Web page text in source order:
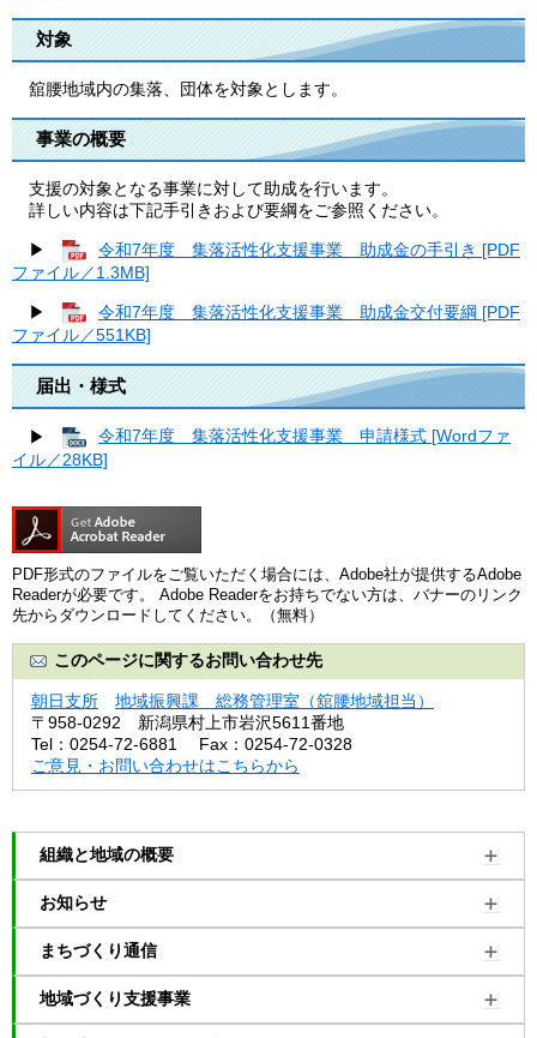
対象
舘腰地域内の集落、団体を対象とします。
事業の概要
支援の対象となる事業に対して助成を行います。
詳しい内容は下記手引きおよび要綱をご参照ください。
▶
令和7年度 集落活性化支援事業 助成金の手引き [PDF
ファイル／1.3MB]
▶
令和7年度 集落活性化支援事業 助成金交付要綱 [PDF
ファイル／551KB]
届出・様式
▶
令和7年度 集落活性化支援事業 申請様式 [Wordファ
イル／28KB]
PDF形式のファイルをご覧いただく場合には、Adobe社が提供するAdobe
Readerが必要です。
Adobe Readerをお持ちでない方は、バナーのリンク
先からダウンロードしてください。（無料）
このページに関するお問い合わせ先
朝日支所
地域振興課 総務管理室（舘腰地域担当）
〒958-0292
新潟県村上市岩沢5611番地
Tel：0254-72-6881
Fax：0254-72-0328
ご意見・お問い合わせはこちらから
組織と地域の概要
お知らせ
まちづくり通信
地域づくり支援事業